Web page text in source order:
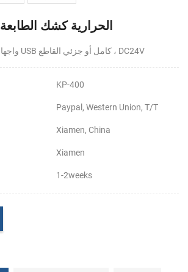
KP-400 4inch الحرارية كشك الطابعة
150mm/s,RS232+واجهات USB كامل أو جزئي القاطع ، DC24V
KP-400
Paypal, Western Union, T/T
Xiamen, China
Xiamen
1-2weeks